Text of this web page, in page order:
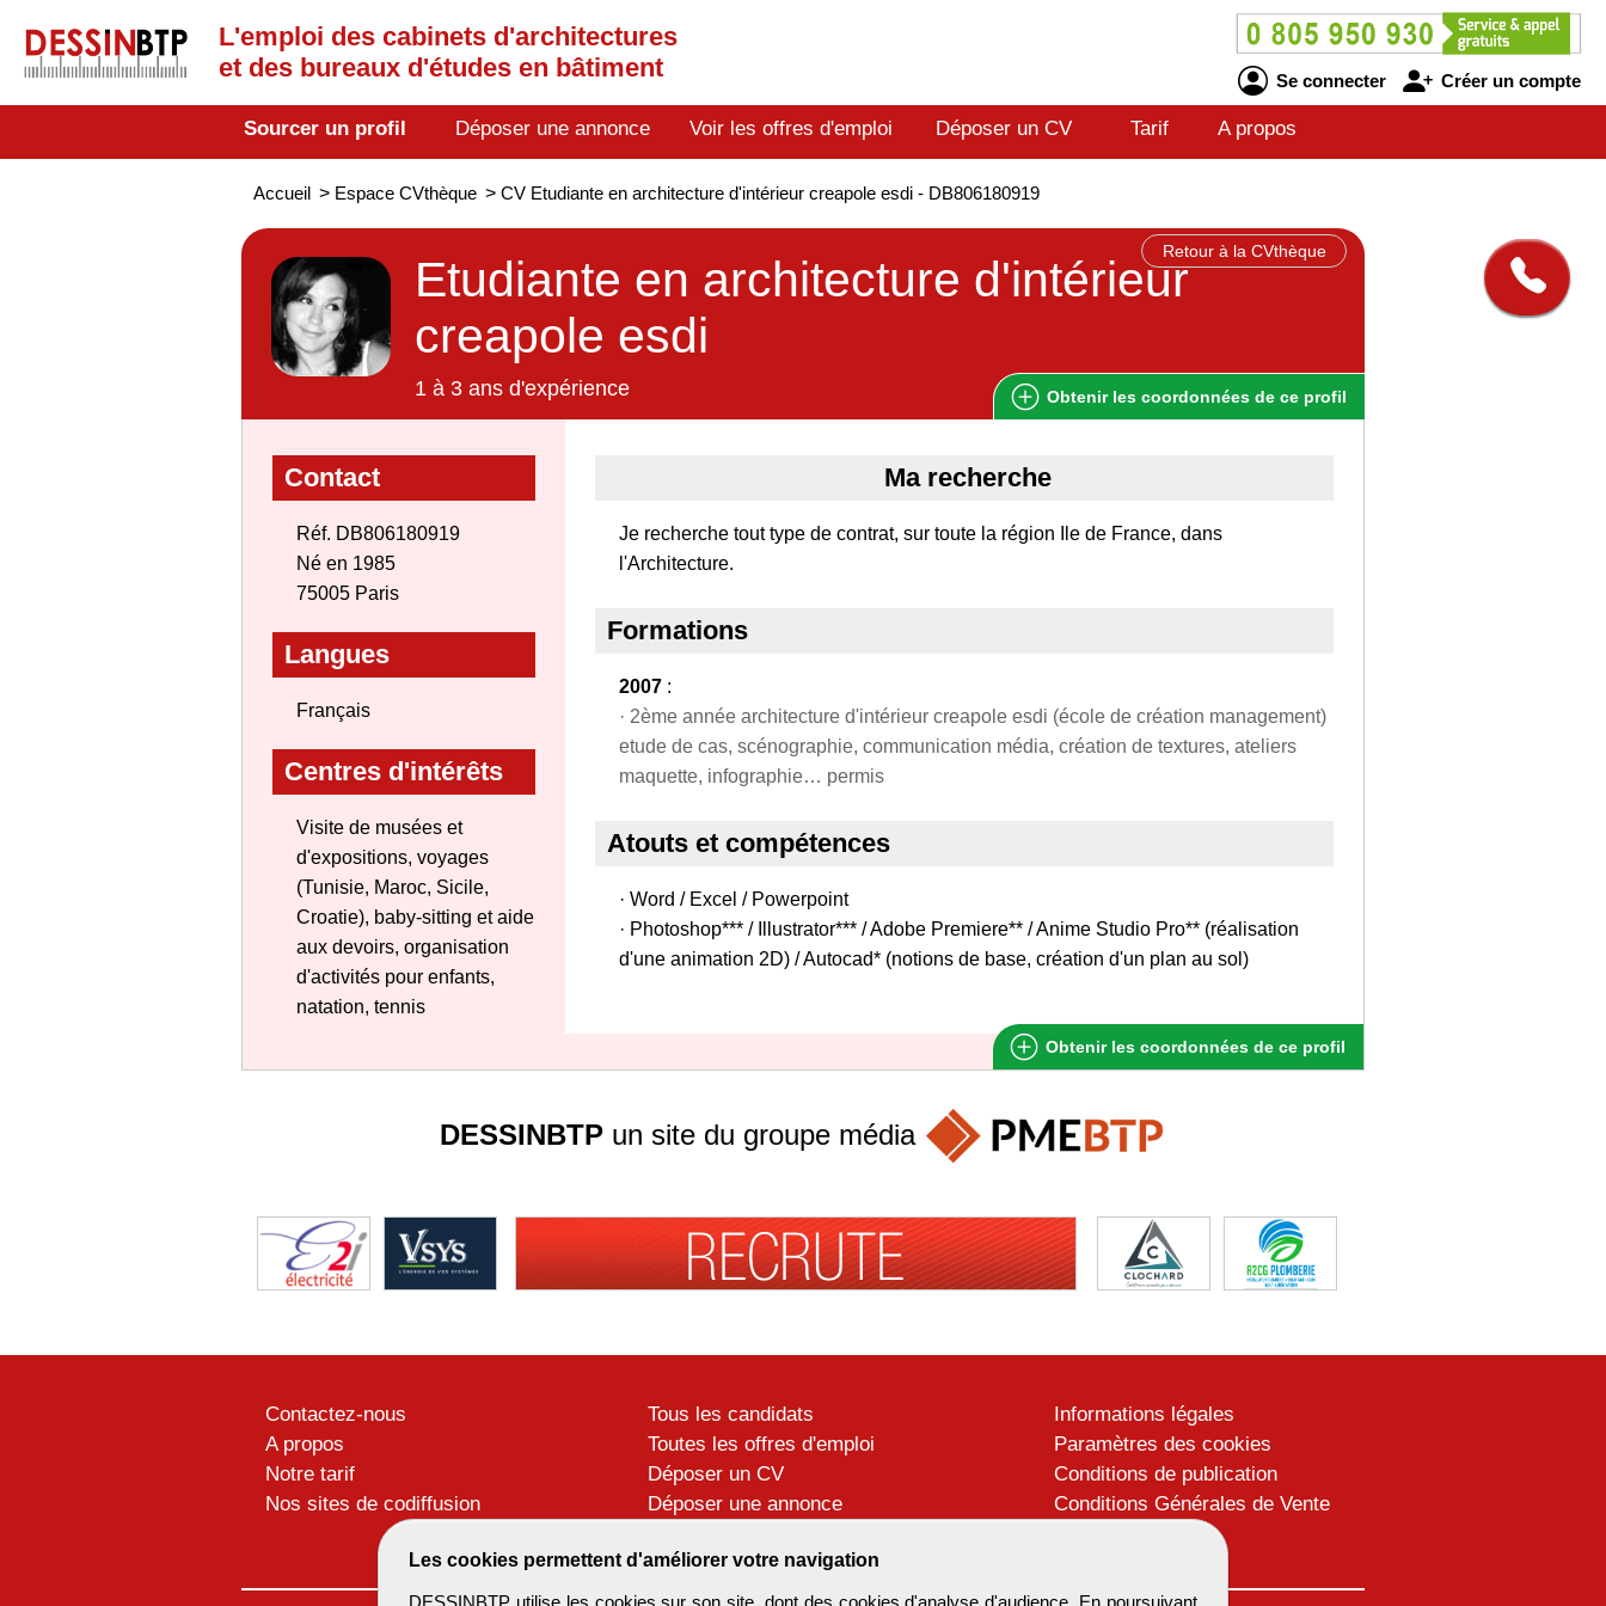
L'emploi des cabinets d'architectures
et des bureaux d'études en bâtiment
Se connecter Créer un compte
Sourcer un profil Déposer une annonce Voir les offres d'emploi Déposer un CV Tarif A propos
Accueil > Espace CVthèque > CV Etudiante en architecture d'intérieur creapole esdi - DB806180919
Retour à la CVthèque
Etudiante en architecture d'intérieur
creapole esdi
1 à 3 ans d'expérience Obtenir les coordonnées de ce profil
Contact
Réf. DB806180919
Né en 1985
75005 Paris
Langues
Français
Centres d'intérêts
Visite de musées et
d'expositions, voyages
(Tunisie, Maroc, Sicile,
Croatie), baby-sitting et aide
aux devoirs, organisation
d'activités pour enfants,
natation, tennis
Ma recherche
Je recherche tout type de contrat, sur toute la région Ile de France, dans
l'Architecture.
Formations
2007 :
· 2ème année architecture d'intérieur creapole esdi (école de création management)
etude de cas, scénographie, communication média, création de textures, ateliers
maquette, infographie… permis
Atouts et compétences
· Word / Excel / Powerpoint
· Photoshop*** / Illustrator*** / Adobe Premiere** / Anime Studio Pro** (réalisation
d'une animation 2D) / Autocad* (notions de base, création d'un plan au sol)
Obtenir les coordonnées de ce profil
Les cookies permettent d'améliorer votre navigation
DESSINBTP utilise les cookies sur son site, dont des cookies d'analyse d'audience. En poursuivant
DESSINBTP un site du groupe média
Contactez-nous
A propos
Notre tarif
Nos sites de codiffusion
Tous les candidats
Toutes les offres d'emploi
Déposer un CV
Déposer une annonce
Informations légales
Paramètres des cookies
Conditions de publication
Conditions Générales de Vente